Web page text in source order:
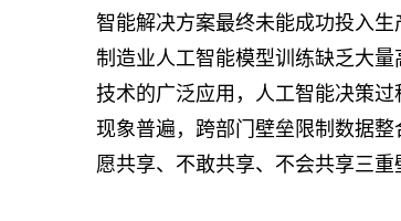
智能解决方案最终未能成功投入
制造业人工智能模型训练缺乏大
技术的广泛应用，人工智能决策
现象普遍，跨部门壁垒限制数据
愿共享、不敢共享、不会共享三重